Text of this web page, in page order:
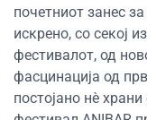
почетниот занес
искрено, со секој
фестивалот, од
фасцинација од
постојано нè